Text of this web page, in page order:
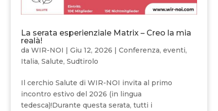
La serata esperienziale Matrix – Creo la mia
realà!
da WIR-NOI | Giu 12, 2026 | Conferenza, eventi,
Italia, Salute, Sudtirolo
Il cerchio Salute di WIR-NOI invita al primo
incontro estivo del 2026 (in lingua
tedesca)!Durante questa serata, tutti i